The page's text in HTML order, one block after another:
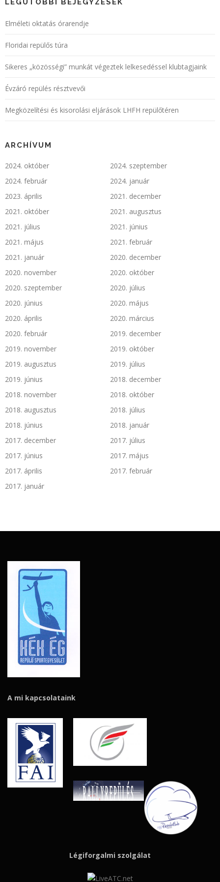
Elméleti oktatás órarendje
Floridai repülős túra
Sikeres „közösségi” munkát végeztek lelkesedéssel klubtagjaink
Évzáró repülés résztvevői
Megközelítési és kisorolási eljárások LHFH repülőtéren
ARCHÍVUM
2024. október
2024. szeptember
2024. február
2024. január
2023. április
2021. december
2021. október
2021. augusztus
2021. július
2021. június
2021. május
2021. február
2021. január
2020. december
2020. november
2020. október
2020. szeptember
2020. július
2020. június
2020. május
2020. április
2020. március
2020. február
2019. december
2019. november
2019. október
2019. augusztus
2019. július
2019. június
2018. december
2018. november
2018. október
2018. augusztus
2018. július
2018. június
2018. január
2017. december
2017. július
2017. június
2017. május
2017. április
2017. február
2017. január
A mi kapcsolataink
Légiforgalmi szolgálat